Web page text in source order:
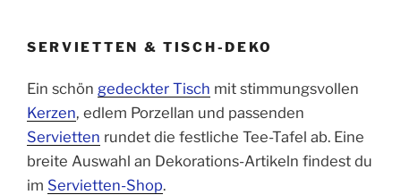
SERVIETTEN & TISCH-DEKO
Ein schön gedeckter Tisch mit stimmungsvollen
Kerzen, edlem Porzellan und passenden
Servietten rundet die festliche Tee-Tafel ab. Eine
breite Auswahl an Dekorations-Artikeln findest du
im Servietten-Shop.